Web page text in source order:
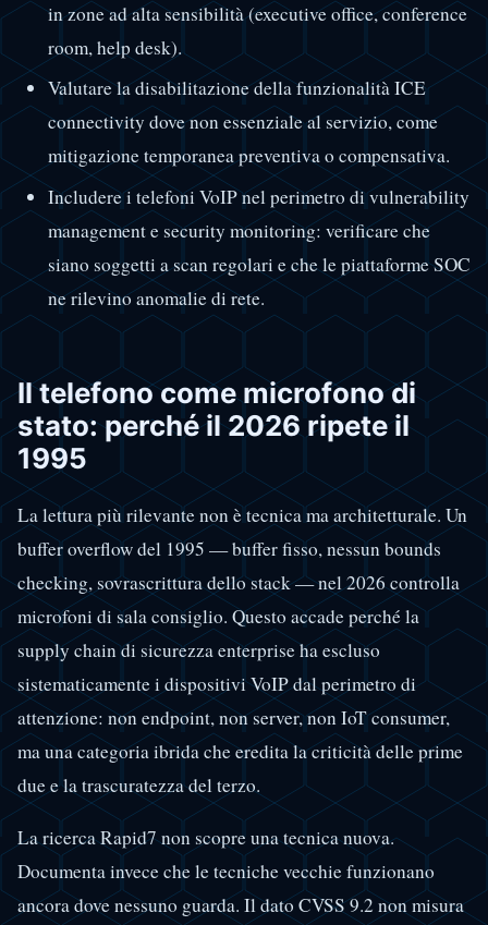
in zone ad alta sensibilità (executive office, conference
room, help desk).
Valutare la disabilitazione della funzionalità ICE
connectivity dove non essenziale al servizio, come
mitigazione temporanea preventiva o compensativa.
Includere i telefoni VoIP nel perimetro di vulnerability
management e security monitoring: verificare che
siano soggetti a scan regolari e che le piattaforme SOC
ne rilevino anomalie di rete.
Il telefono come microfono di
stato: perché il 2026 ripete il
1995
La lettura più rilevante non è tecnica ma architetturale. Un
buffer overflow del 1995 — buffer fisso, nessun bounds
checking, sovrascrittura dello stack — nel 2026 controlla
microfoni di sala consiglio. Questo accade perché la
supply chain di sicurezza enterprise ha escluso
sistematicamente i dispositivi VoIP dal perimetro di
attenzione: non endpoint, non server, non IoT consumer,
ma una categoria ibrida che eredita la criticità delle prime
due e la trascuratezza del terzo.
La ricerca Rapid7 non scopre una tecnica nuova.
Documenta invece che le tecniche vecchie funzionano
ancora dove nessuno guarda. Il dato CVSS 9.2 non misura